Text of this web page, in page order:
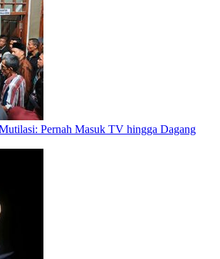
Pernah Masuk TV hingga Dagang